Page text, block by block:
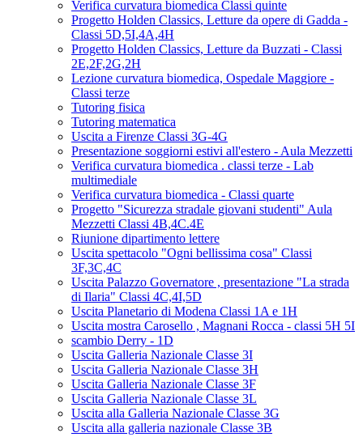
Verifica curvatura biomedica Classi quinte
Progetto Holden Classics, Letture da opere di Gadda -
Classi 5D,5I,4A,4H
Progetto Holden Classics, Letture da Buzzati - Classi
2E,2F,2G,2H
Lezione curvatura biomedica, Ospedale Maggiore -
Classi terze
Tutoring fisica
Tutoring matematica
Uscita a Firenze Classi 3G-4G
Presentazione soggiorni estivi all'estero - Aula Mezzetti
Verifica curvatura biomedica . classi terze - Lab
multimediale
Verifica curvatura biomedica - Classi quarte
Progetto "Sicurezza stradale giovani studenti" Aula
Mezzetti Classi 4B,4C.4E
Riunione dipartimento lettere
Uscita spettacolo "Ogni bellissima cosa" Classi
3F,3C,4C
Uscita Palazzo Governatore , presentazione "La strada
di Ilaria" Classi 4C,4I,5D
Uscita Planetario di Modena Classi 1A e 1H
Uscita mostra Carosello , Magnani Rocca - classi 5H 5I
scambio Derry - 1D
Uscita Galleria Nazionale Classe 3I
Uscita Galleria Nazionale Classe 3H
Uscita Galleria Nazionale Classe 3F
Uscita Galleria Nazionale Classe 3L
Uscita alla Galleria Nazionale Classe 3G
Uscita alla galleria nazionale Classe 3B